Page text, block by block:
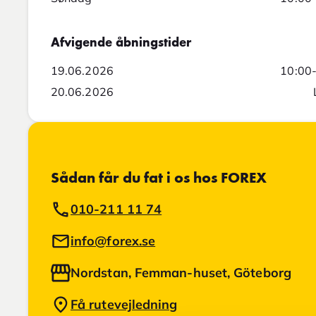
Afvigende åbningstider
19.06.2026
10:00-
20.06.2026
Sådan får du fat i os hos FOREX
010-211 11 74
info@forex.se
Nordstan, Femman-huset, Göteborg
Få rutevejledning